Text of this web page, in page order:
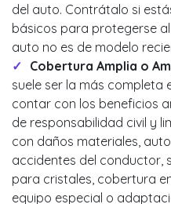
del auto. Contrátalo si
básicos para protegerse
auto no es de modelo
Cobertura Amplia o
suele ser la más completa
contar con los beneficios
de responsabilidad civil y
con daños materiales,
accidentes del conductor,
para cristales, cobertura
equipo especial o